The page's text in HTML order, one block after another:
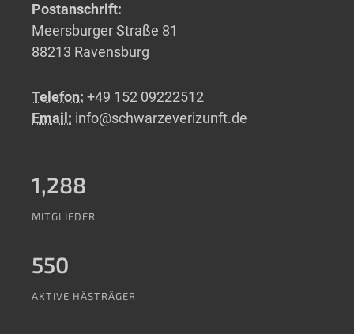
Postanschrift:
Meersburger Straße 81
88213 Ravensburg
Telefon: +49 152 09222512
Email: info@schwarzeverizunft.de
1,288
MITGLIEDER
550
AKTIVE HÄSTRÄGER